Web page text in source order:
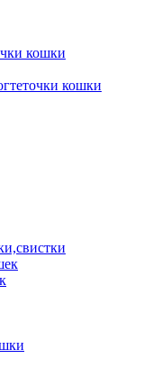
кошки
кошки